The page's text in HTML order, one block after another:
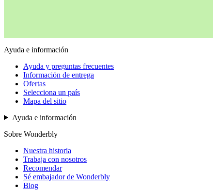
Ayuda e información
Ayuda y preguntas frecuentes
Información de entrega
Ofertas
Selecciona un país
Mapa del sitio
Ayuda e información
Sobre Wonderbly
Nuestra historia
Trabaja con nosotros
Recomendar
Sé embajador de Wonderbly
Blog